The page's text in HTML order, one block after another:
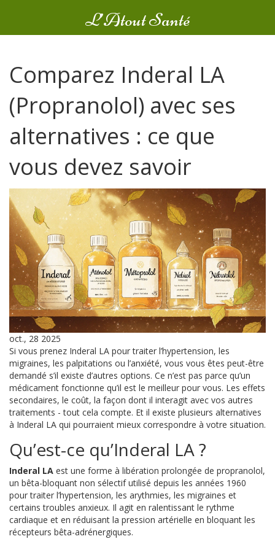
L’Atout Santé
Comparez Inderal LA
(Propranolol) avec ses
alternatives : ce que
vous devez savoir
oct., 28 2025
Si vous prenez Inderal LA pour traiter l’hypertension, les
migraines, les palpitations ou l’anxiété, vous vous êtes peut-être
demandé s’il existe d’autres options. Ce n’est pas parce qu’un
médicament fonctionne qu’il est le meilleur pour vous. Les effets
secondaires, le coût, la façon dont il interagit avec vos autres
traitements - tout cela compte. Et il existe plusieurs alternatives
à Inderal LA qui pourraient mieux correspondre à votre situation.
Qu’est-ce qu’Inderal LA ?
Inderal LA est une forme à libération prolongée de propranolol,
un bêta-bloquant non sélectif utilisé depuis les années 1960
pour traiter l’hypertension, les arythmies, les migraines et
certains troubles anxieux. Il agit en ralentissant le rythme
cardiaque et en réduisant la pression artérielle en bloquant les
récepteurs bêta-adrénergiques.